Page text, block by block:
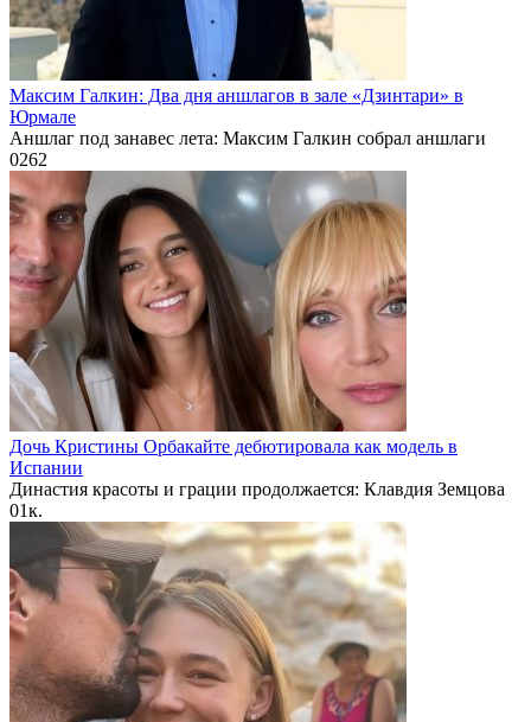
Максим Галкин: Два дня аншлагов в зале «Дзинтари» в
Юрмале
Аншлаг под занавес лета: Максим Галкин собрал аншлаги
0262
Дочь Кристины Орбакайте дебютировала как модель в
Испании
Династия красоты и грации продолжается: Клавдия Земцова
01к.